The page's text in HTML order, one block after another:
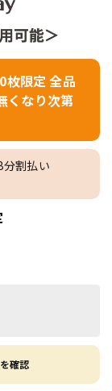
枚限定 全品
くなり次第
割払い
確認